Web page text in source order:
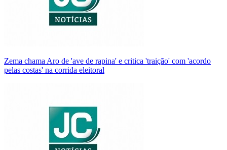
Zema chama Aro de 'ave de rapina' e critica 'traição' com 'acordo
pelas costas' na corrida eleitoral